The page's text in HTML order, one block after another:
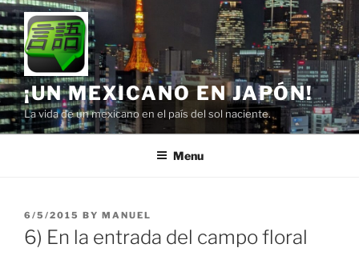
Skip
to
content
¡UN MEXICANO EN JAPÓN!
La vida de un mexicano en el país del sol naciente.
Menu
POSTED
ON
6/5/2015 BY MANUEL
6) En la entrada del campo floral